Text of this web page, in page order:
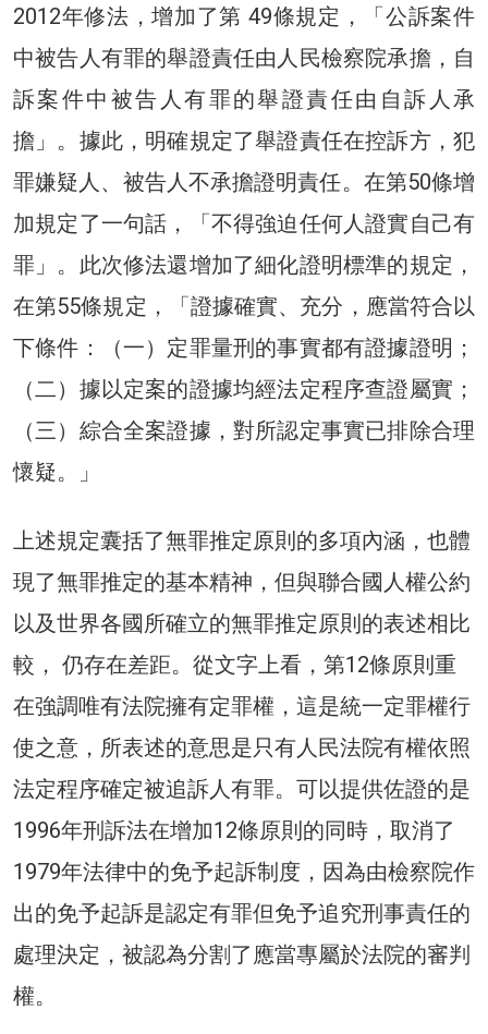
2012年修法，增加了第 49條規定，「公訴案件
中被告人有罪的舉證責任由人民檢察院承擔，自
訴案件中被告人有罪的舉證責任由自訴人承
擔」。據此，明確規定了舉證責任在控訴方，犯
罪嫌疑人、被告人不承擔證明責任。在第50條增
加規定了一句話，「不得強迫任何人證實自己有
罪」。此次修法還增加了細化證明標準的規定，
在第55條規定，「證據確實、充分，應當符合以
下條件：（一）定罪量刑的事實都有證據證明；
（二）據以定案的證據均經法定程序查證屬實；
（三）綜合全案證據，對所認定事實已排除合理
懷疑。」
上述規定囊括了無罪推定原則的多項內涵，也體
現了無罪推定的基本精神，但與聯合國人權公約
以及世界各國所確立的無罪推定原則的表述相比
較， 仍存在差距。從文字上看，第12條原則重
在強調唯有法院擁有定罪權，這是統一定罪權行
使之意，所表述的意思是只有人民法院有權依照
法定程序確定被追訴人有罪。可以提供佐證的是
1996年刑訴法在增加12條原則的同時，取消了
1979年法律中的免予起訴制度，因為由檢察院作
出的免予起訴是認定有罪但免予追究刑事責任的
處理決定，被認為分割了應當專屬於法院的審判
權。